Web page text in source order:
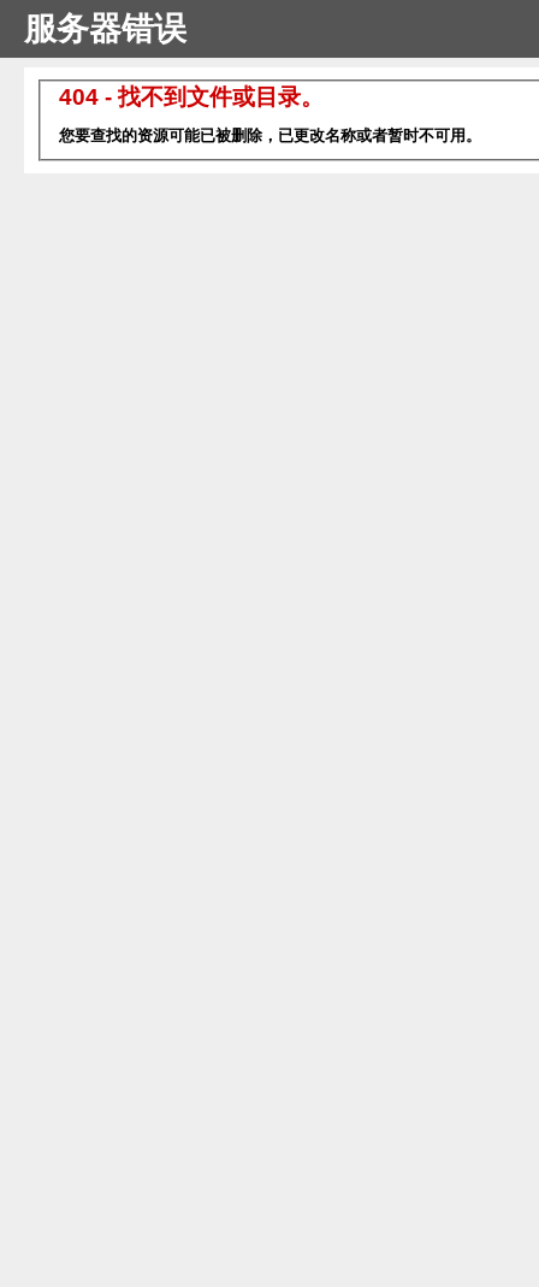
服务器错误
404 - 找不到文件或目录。
您要查找的资源可能已被删除，已更改名称或者暂时不可用。